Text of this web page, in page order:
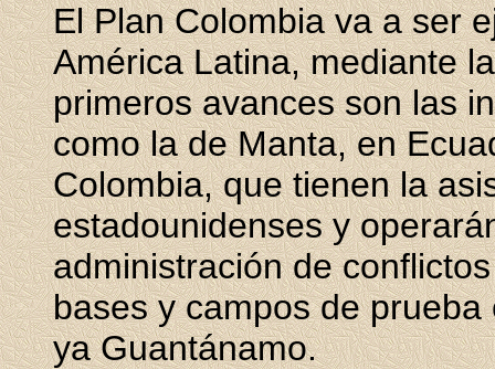
El Plan Colombia va a ser
América Latina, mediante
primeros avances son las
como la de Manta, en
Colombia, que tienen la
estadounidenses y
administración de
bases y campos de
ya Guantánamo.